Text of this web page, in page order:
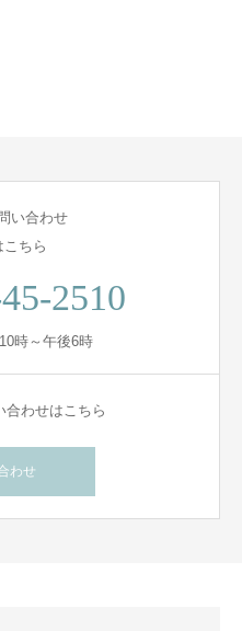
い合わせ
こちら
2510
時～午後6時
合わせはこちら
わせ